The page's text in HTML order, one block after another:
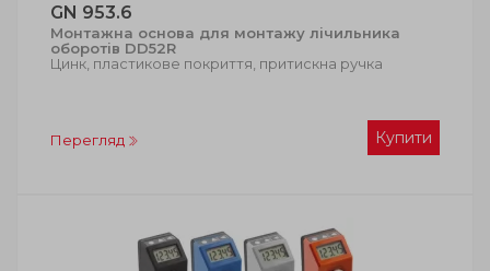
GN 953.6
Монтажна основа для монтажу лічильника
оборотів DD52R
Цинк, пластикове покриття, притискна ручка
Перегляд Купити